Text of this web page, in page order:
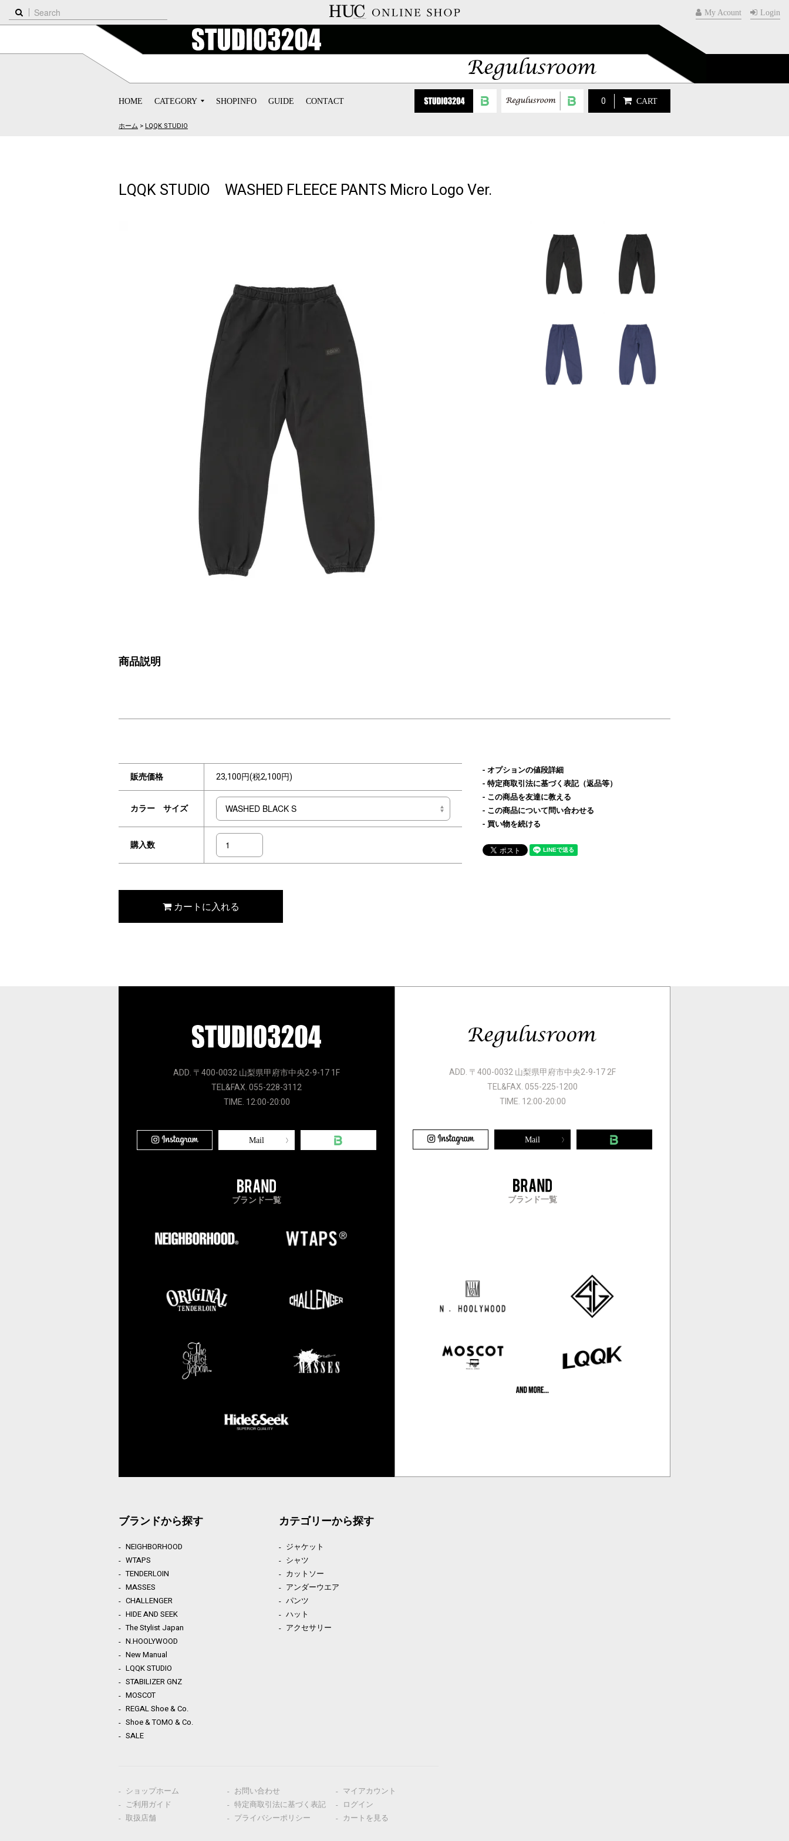
My Acount Login
HOME CATEGORY SHOPINFO GUIDE CONTACT 0 CART
ホーム > LQQK STUDIO
LQQK STUDIO WASHED FLEECE PANTS Micro Logo Ver.
商品説明
販売価格 23,100円(税2,100円)
カラー サイズ
購入数
カートに入れる
オプションの値段詳細
特定商取引法に基づく表記（返品等）
この商品を友達に教える
この商品について問い合わせる
買い物を続ける
ADD. 〒400-0032 山梨県甲府市中央2-9-17 1F
TEL&FAX. 055-228-3112
TIME. 12:00-20:00
Mail
ブランド一覧
ADD. 〒400-0032 山梨県甲府市中央2-9-17 2F
TEL&FAX. 055-225-1200
TIME. 12:00-20:00
Mail
ブランド一覧
ブランドから探す
NEIGHBORHOOD
WTAPS
TENDERLOIN
MASSES
CHALLENGER
HIDE AND SEEK
The Stylist Japan
N.HOOLYWOOD
New Manual
LQQK STUDIO
STABILIZER GNZ
MOSCOT
REGAL Shoe & Co.
Shoe & TOMO & Co.
SALE
カテゴリーから探す
ジャケット
シャツ
カットソー
アンダーウエア
パンツ
ハット
アクセサリー
ショップホーム
ご利用ガイド
取扱店舗
お問い合わせ
特定商取引法に基づく表記
プライバシーポリシー
マイアカウント
ログイン
カートを見る